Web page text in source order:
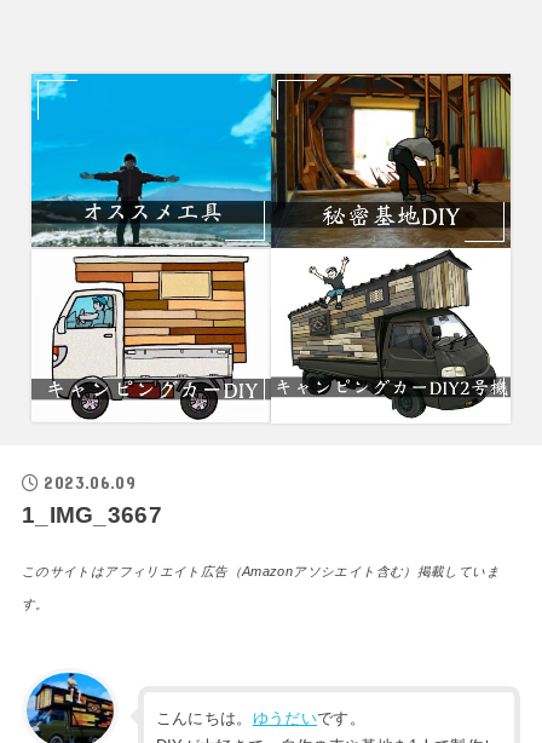
2023.06.09
1_IMG_3667
このサイトはアフィリエイト広告（Amazonアソシエイト含む）掲載していま
す。
こんにちは。 ゆうだいです。